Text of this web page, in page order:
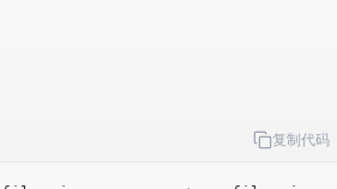
复制代码